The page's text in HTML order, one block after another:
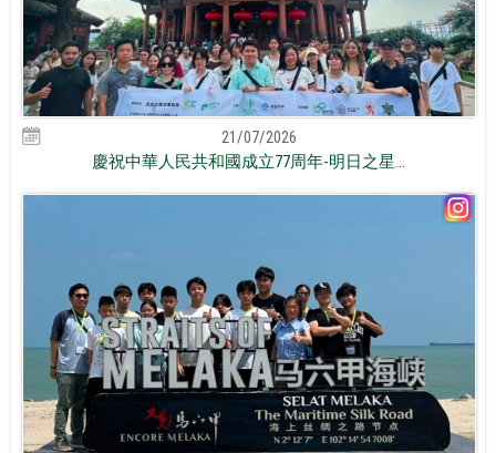
21/07/2026
慶祝中華人民共和國成立77周年-明日之星...